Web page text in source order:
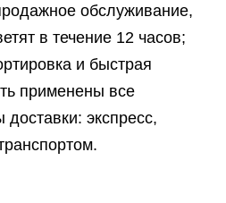
обслуживание,
в течение 12 часов;
и быстрая
применены все
экспресс,